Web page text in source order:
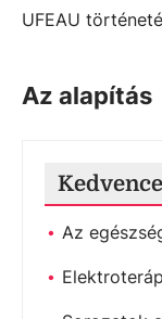
UFEAU
Az alapítás
Az